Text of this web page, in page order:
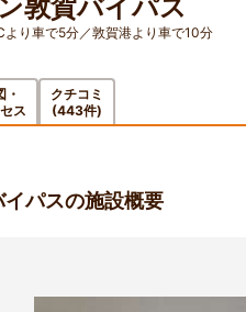
敦賀バイパス
り車で5分／敦賀港より車で10分
・
ス
クチコミ
(443件)
パスの施設概要